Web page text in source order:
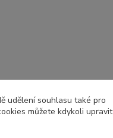
udělení souhlasu také pro
můžete kdykoli upravit